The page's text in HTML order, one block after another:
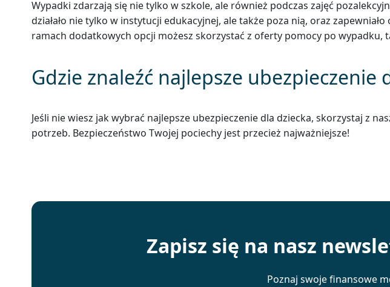
Wypadki zdarzają się nie tylko w szkole, ale również podczas zajęć
działało nie tylko w instytucji edukacyjnej, ale także poza nią, oraz
ramach dodatkowych opcji możesz skorzystać z oferty pomocy po
Gdzie znaleźć najlepsze ubezpieczenie
Jeśli nie wiesz jak wybrać najlepsze ubezpieczenie dla dziecka, skorzystaj z
potrzeb. Bezpieczeństwo Twojej pociechy jest przecież najważniejsze!
Zapisz się na nasz
Poznaj swoje finansowe